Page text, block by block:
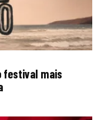
festival mais